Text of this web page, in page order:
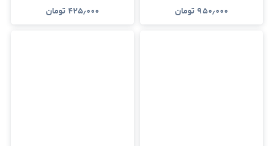
۹۵۰٫۰۰۰ تومان ۴۲۵٫۰۰۰ تومان